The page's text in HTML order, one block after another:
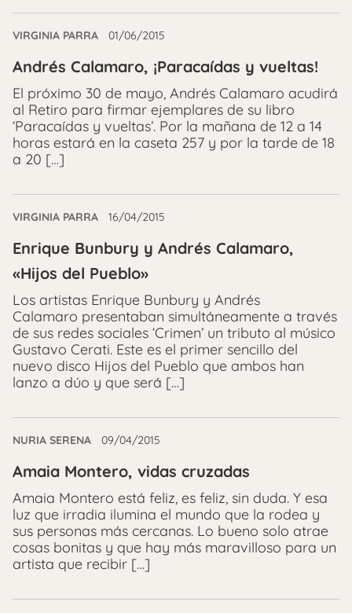
VIRGINIA PARRA 01/06/2015
Andrés Calamaro, ¡Paracaídas y vueltas!
El próximo 30 de mayo, Andrés Calamaro acudirá
al Retiro para firmar ejemplares de su libro
‘Paracaídas y vueltas’. Por la mañana de 12 a 14
horas estará en la caseta 257 y por la tarde de 18
a 20 […]
VIRGINIA PARRA 16/04/2015
Enrique Bunbury y Andrés Calamaro,
«Hijos del Pueblo»
Los artistas Enrique Bunbury y Andrés
Calamaro presentaban simultáneamente a través
de sus redes sociales ‘Crimen’ un tributo al músico
Gustavo Cerati. Este es el primer sencillo del
nuevo disco Hijos del Pueblo que ambos han
lanzo a dúo y que será […]
NURIA SERENA 09/04/2015
Amaia Montero, vidas cruzadas
Amaia Montero está feliz, es feliz, sin duda. Y esa
luz que irradia ilumina el mundo que la rodea y
sus personas más cercanas. Lo bueno solo atrae
cosas bonitas y que hay más maravilloso para un
artista que recibir […]